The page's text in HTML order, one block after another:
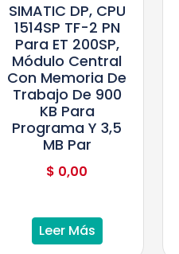
SIMATIC DP, CPU
1514SP TF-2 PN
Para ET 200SP,
Módulo Central
Con Memoria De
Trabajo De 900
KB Para
Programa Y 3,5
MB Par
$ 0,00
Leer Más